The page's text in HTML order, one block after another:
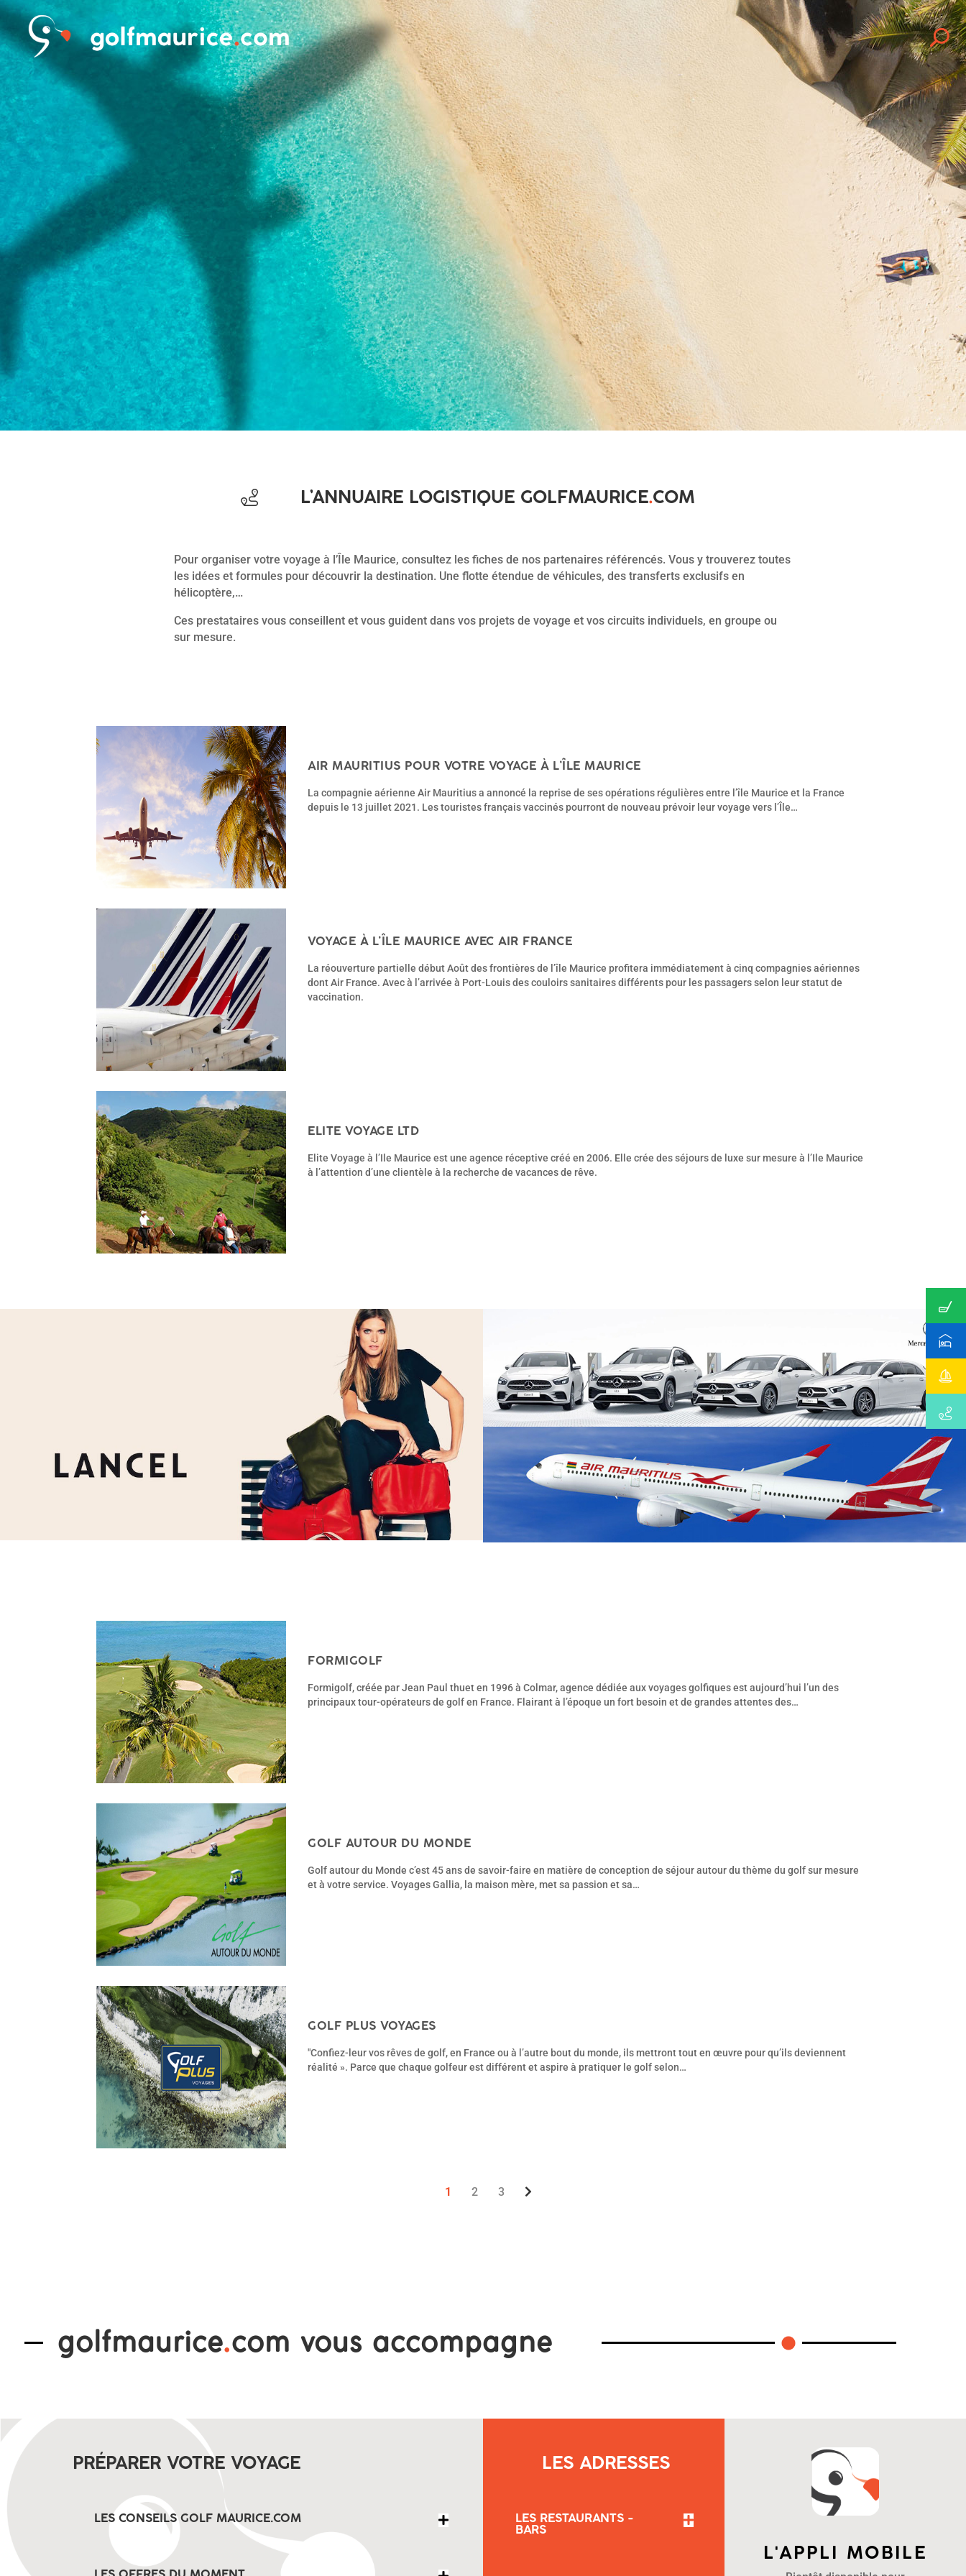
L’ANNUAIRE LOGISTIQUE GOLFMAURICE.COM
Pour organiser votre voyage à l’Île Maurice, consultez les fiches de nos partenaires référencés. Vous y trouverez toutes
les idées et formules pour découvrir la destination. Une flotte étendue de véhicules, des transferts exclusifs en
hélicoptère,…
Ces prestataires vous conseillent et vous guident dans vos projets de voyage et vos circuits individuels, en groupe ou
sur mesure.
AIR MAURITIUS POUR VOTRE VOYAGE À L’ÎLE MAURICE
La compagnie aérienne Air Mauritius a annoncé la reprise de ses opérations régulières entre l’île Maurice et la France
depuis le 13 juillet 2021. Les touristes français vaccinés pourront de nouveau prévoir leur voyage vers l’Île…
VOYAGE À L’ÎLE MAURICE AVEC AIR FRANCE
La réouverture partielle début Août des frontières de l’île Maurice profitera immédiatement à cinq compagnies aériennes
dont Air France. Avec à l’arrivée à Port-Louis des couloirs sanitaires différents pour les passagers selon leur statut de
vaccination.
ELITE VOYAGE LTD
Elite Voyage à l’Ile Maurice est une agence réceptive créé en 2006. Elle crée des séjours de luxe sur mesure à l’Ile Maurice
à l’attention d’une clientèle à la recherche de vacances de rêve.
FORMIGOLF
Formigolf, créée par Jean Paul thuet en 1996 à Colmar, agence dédiée aux voyages golfiques est aujourd’hui l’un des
principaux tour-opérateurs de golf en France. Flairant à l’époque un fort besoin et de grandes attentes des…
GOLF AUTOUR DU MONDE
Golf autour du Monde c’est 45 ans de savoir-faire en matière de conception de séjour autour du thème du golf sur mesure
et à votre service. Voyages Gallia, la maison mère, met sa passion et sa…
GOLF PLUS VOYAGES
"Confiez-leur vos rêves de golf, en France ou à l’autre bout du monde, ils mettront tout en œuvre pour qu’ils deviennent
réalité ». Parce que chaque golfeur est différent et aspire à pratiquer le golf selon…
1 2 3
golfmaurice.com vous accompagne
PRÉPARER VOTRE VOYAGE
LES CONSEILS GOLF MAURICE.COM
LES ADRESSES
LES RESTAURANTS -
BARS
L'APPLI MOBILE